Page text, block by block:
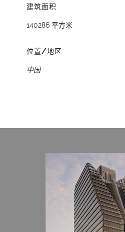
建筑面积
140286 平方米
位置/地区
中国